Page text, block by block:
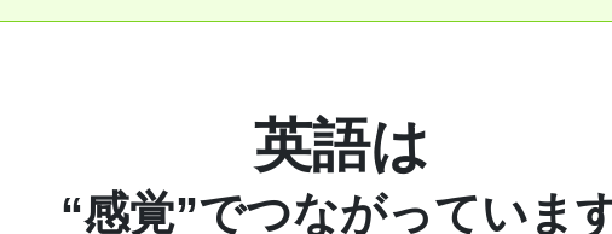
英語は
“感覚”でつながっていま